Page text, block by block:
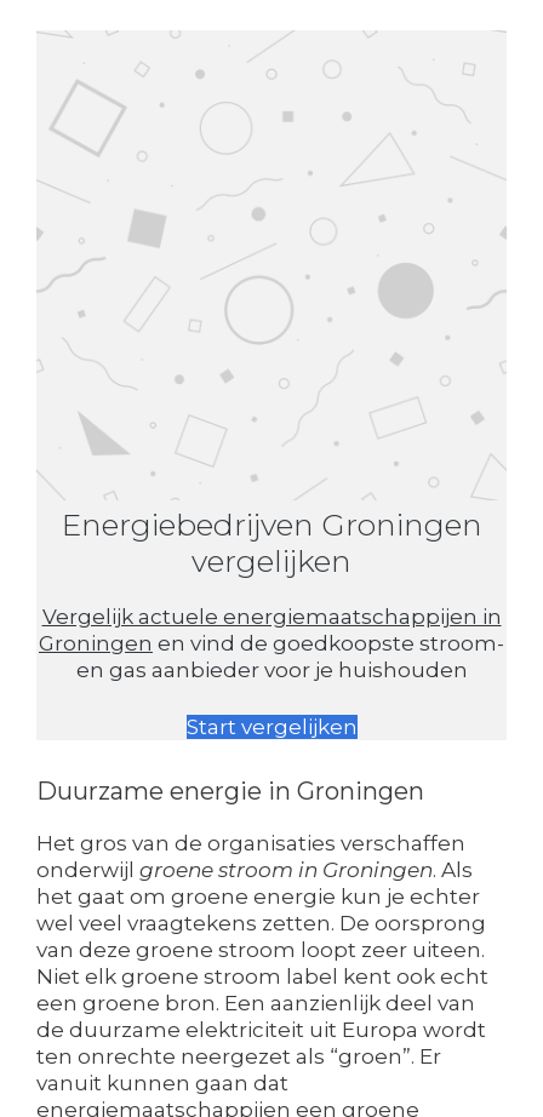
Energiebedrijven Groningen
vergelijken
Vergelijk actuele energiemaatschappijen in
Groningen en vind de goedkoopste stroom-
en gas aanbieder voor je huishouden
Start vergelijken
Duurzame energie in Groningen
Het gros van de organisaties verschaffen
onderwijl groene stroom in Groningen. Als
het gaat om groene energie kun je echter
wel veel vraagtekens zetten. De oorsprong
van deze groene stroom loopt zeer uiteen.
Niet elk groene stroom label kent ook echt
een groene bron. Een aanzienlijk deel van
de duurzame elektriciteit uit Europa wordt
ten onrechte neergezet als “groen”. Er
vanuit kunnen gaan dat
energiemaatschappijen een groene